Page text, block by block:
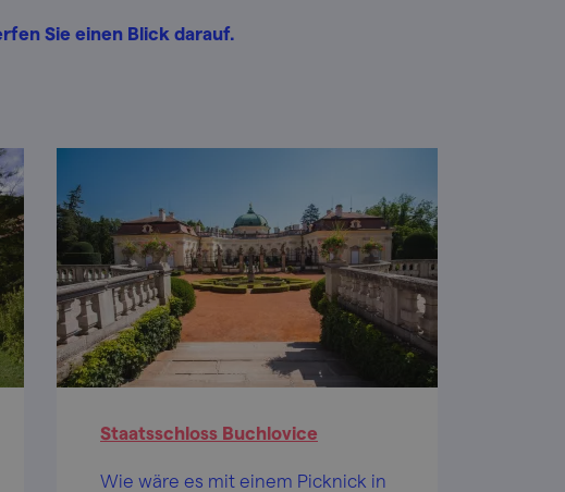
Sie einen Blick darauf.
Staatsschloss Buchlovice
Wie wäre es mit einem Picknick in